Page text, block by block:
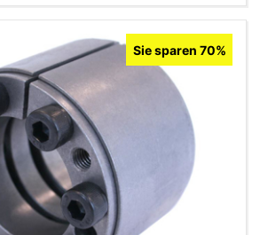
Sie sparen 70%